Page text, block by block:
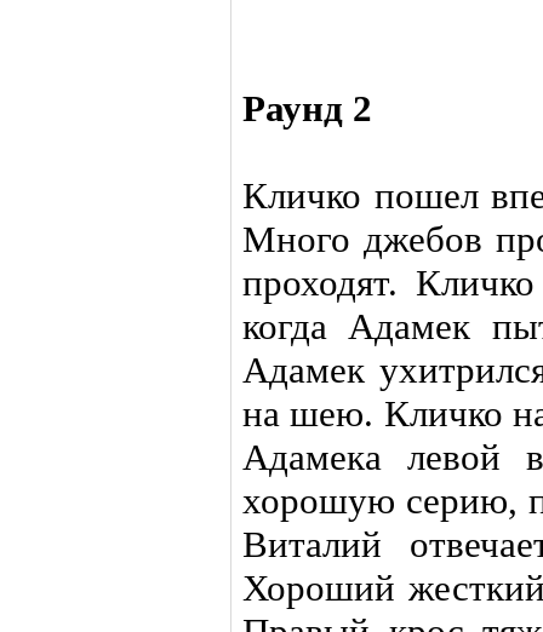
Раунд 2
Кличко пошел
Много джебов
проходят.
когда Адамек
Адамек
на шею. Кличко
Адамека левой
хорошую серию,
Виталий
Хороший